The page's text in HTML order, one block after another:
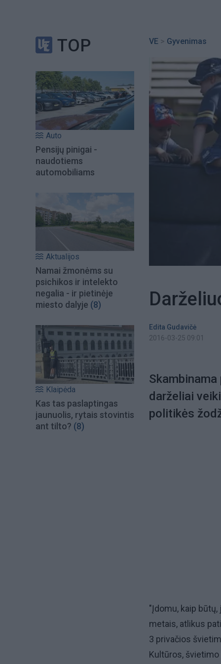
TOP
Auto
Pensijų pinigai -
naudotiems
automobiliams
Aktualijos
Namai žmonėms su
psichikos ir intelekto
negalia - ir pietinėje
miesto dalyje (8)
Klaipėda
Kas tas paslaptingas
jaunuolis, rytais stovintis
ant tilto? (8)
VE > Gyvenimas
Edita Gudavičė
2016-03-25 09:01
darželiai
politikės
"Įdomu, kaip
metais, atlikus
3 privačios
Kultūros,